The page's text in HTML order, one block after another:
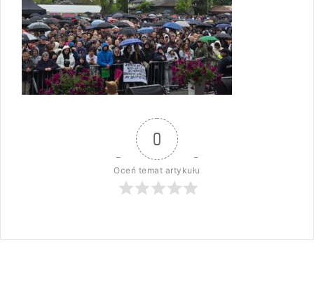
0
Oceń temat artykułu